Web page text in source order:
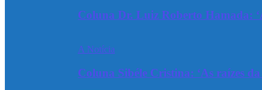
Coluna Dr. Luiz Roberto Hamada:
A Notícia
Coluna Sibéle Cristina: ‘As raízes